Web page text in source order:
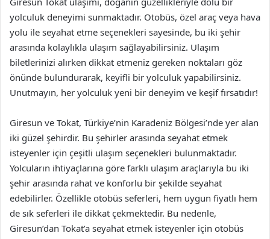
yolculuk deneyimi sunmaktadır. Otobüs, özel araç veya hava
yolu ile seyahat etme seçenekleri sayesinde, bu iki şehir
arasında kolaylıkla ulaşım sağlayabilirsiniz. Ulaşım
biletlerinizi alırken dikkat etmeniz gereken noktaları göz
önünde bulundurarak, keyifli bir yolculuk yapabilirsiniz.
Unutmayın, her yolculuk yeni bir deneyim ve keşif fırsatıdır!
Giresun ve Tokat, Türkiye’nin Karadeniz Bölgesi’nde yer alan
iki güzel şehirdir. Bu şehirler arasında seyahat etmek
isteyenler için çeşitli ulaşım seçenekleri bulunmaktadır.
Yolcuların ihtiyaçlarına göre farklı ulaşım araçlarıyla bu iki
şehir arasında rahat ve konforlu bir şekilde seyahat
edebilirler. Özellikle otobüs seferleri, hem uygun fiyatlı hem
de sık seferleri ile dikkat çekmektedir. Bu nedenle,
Giresun’dan Tokat’a seyahat etmek isteyenler için otobüs